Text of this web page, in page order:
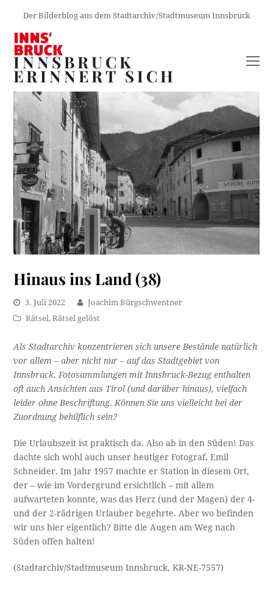
Der Bilderblog aus dem Stadtarchiv/Stadtmuseum Innsbruck
INNSBRUCK
ERINNERT SICH
Hinaus ins Land (38)
3. Juli 2022
Joachim Bürgschwentner
Rätsel,Rätsel gelöst
Als Stadtarchiv konzentrieren sich unsere Bestände natürlich
vor allem – aber nicht nur – auf das Stadtgebiet von
Innsbruck. Fotosammlungen mit Innsbruck-Bezug enthalten
oft auch Ansichten aus Tirol (und darüber hinaus), vielfach
leider ohne Beschriftung. Können Sie uns vielleicht bei der
Zuordnung behilflich sein?
Die Urlaubszeit ist praktisch da. Also ab in den Süden! Das
dachte sich wohl auch unser heutiger Fotograf, Emil
Schneider. Im Jahr 1957 machte er Station in diesem Ort,
der – wie im Vordergrund ersichtlich – mit allem
aufwarteten konnte, was das Herz (und der Magen) der 4-
und der 2-rädrigen Urlauber begehrte. Aber wo befinden
wir uns hier eigentlich? Bitte die Augen am Weg nach
Süden offen halten!
(Stadtarchiv/Stadtmuseum Innsbruck, KR-NE-7557)